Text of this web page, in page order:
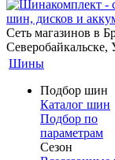
Сеть магазинов в
Шины
Подбор шин
Каталог шин
Подбор по
параметрам
Сезон